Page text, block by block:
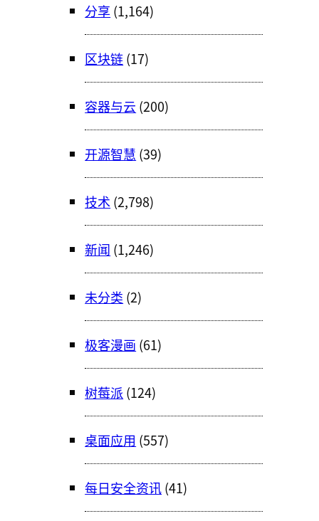
分享 (1,164)
区块链(17)
容器与云 (200)
开源智慧 (39)
技术 (2,798)
新闻 (1,246)
未分类 (2)
极客漫画 (61)
树莓派 (124)
桌面应用 (557)
每日安全资讯(41)